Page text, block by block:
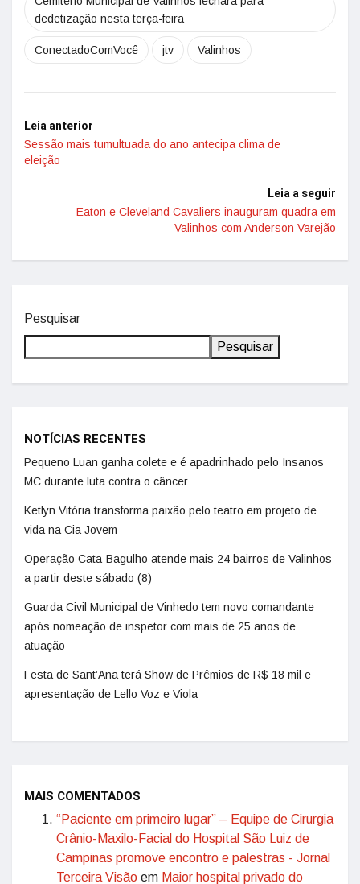
dedetização nesta terça-feira
ConectadoComVocê jtv Valinhos
Leia anterior
Sessão mais tumultuada do ano antecipa clima de
eleição
Leia a seguir
Eaton e Cleveland Cavaliers inauguram quadra em
Valinhos com Anderson Varejão
Pesquisar
Pesquisar
NOTÍCIAS RECENTES
Pequeno Luan ganha colete e é apadrinhado pelo Insanos
MC durante luta contra o câncer
Ketlyn Vitória transforma paixão pelo teatro em projeto de
vida na Cia Jovem
Operação Cata-Bagulho atende mais 24 bairros de Valinhos
a partir deste sábado (8)
Guarda Civil Municipal de Vinhedo tem novo comandante
após nomeação de inspetor com mais de 25 anos de
atuação
Festa de Sant’Ana terá Show de Prêmios de R$ 18 mil e
apresentação de Lello Voz e Viola
MAIS COMENTADOS
“Paciente em primeiro lugar” – Equipe de Cirurgia
Crânio-Maxilo-Facial do Hospital São Luiz de
Campinas promove encontro e palestras - Jornal
Terceira Visão em Maior hospital privado do